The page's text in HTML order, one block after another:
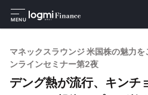
MENU
マネックスラウンジ 米国株の魅力
ンラインセミナー第2夜
デング熱が流行、キンチ